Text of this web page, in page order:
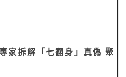
家拆解「七翻身」真偽 聚